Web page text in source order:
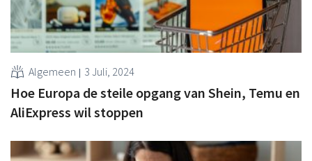
Algemeen 3 Juli, 2024
Hoe Europa de steile opgang van Shein, Temu en
AliExpress wil stoppen